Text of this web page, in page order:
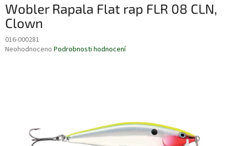
Wobler Rapala Flat rap FLR 08 CLN,
Clown
016-000281
Průměrné
Neohodnoceno Podrobnosti hodnocení